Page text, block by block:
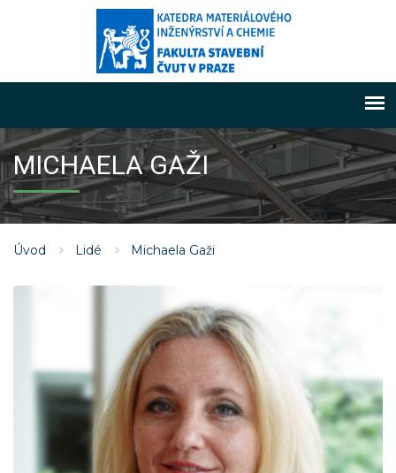
MICHAELA GAŽI
Úvod Lidé Michaela Gaži